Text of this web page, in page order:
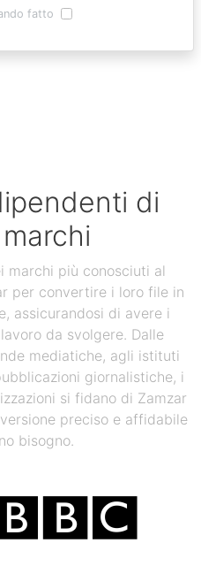
fatto
di
marchi più conosciuti al
per convertire i loro file in
assicurandosi di avere i
da svolgere. Dalle
mediatiche, agli istituti
giornalistiche, i
si fidano di Zamzar
preciso e affidabile
bisogno.